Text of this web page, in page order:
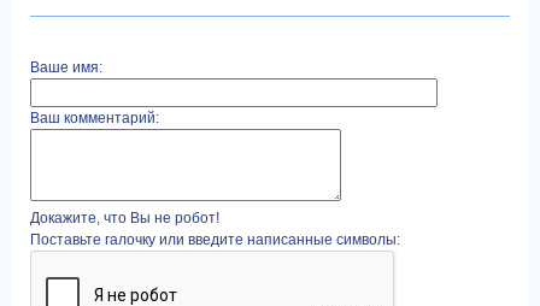
Ваше имя:
Ваш комментарий:
Докажите, что Вы не робот!
Поставьте галочку или введите написанные символы: